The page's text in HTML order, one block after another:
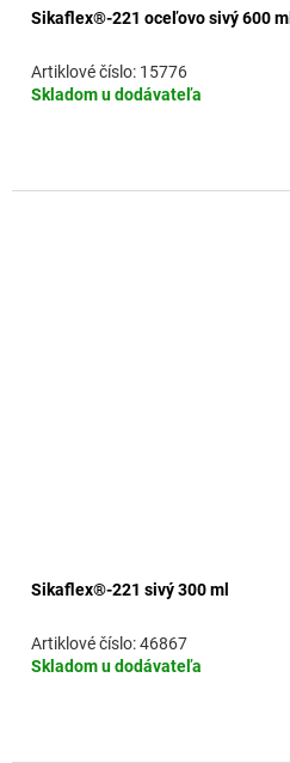
Sikaflex®-221 oceľovo sivý 600 ml
Skladom u dodávateľa
15776
Sikaflex®-221 sivý 300 ml
Skladom u dodávateľa
46867